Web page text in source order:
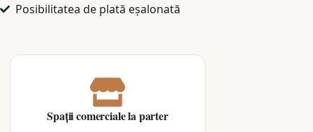
Posibilitatea de plată eșalonată​
Spații comerciale la parter